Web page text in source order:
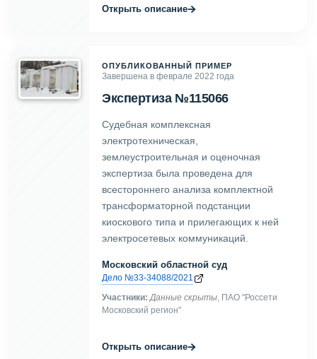
Открыть описание→
ОПУБЛИКОВАННЫЙ ПРИМЕР
Завершена в феврале 2022 года
Экспертиза №115066
Судебная комплексная
электротехническая,
землеустроительная и оценочная
экспертиза была проведена для
всестороннего анализа комплектной
трансформаторной подстанции
киоскового типа и прилегающих к ней
электросетевых коммуникаций.
Московский областной суд
Дело №33-34088/2021
Участники: Данные скрыты, ПАО "Россети
Московский регион"
Открыть описание→